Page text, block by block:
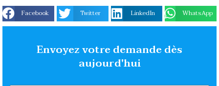
Facebook Twitter LinkedIn WhatsApp
Envoyez votre demande dès
aujourd'hui